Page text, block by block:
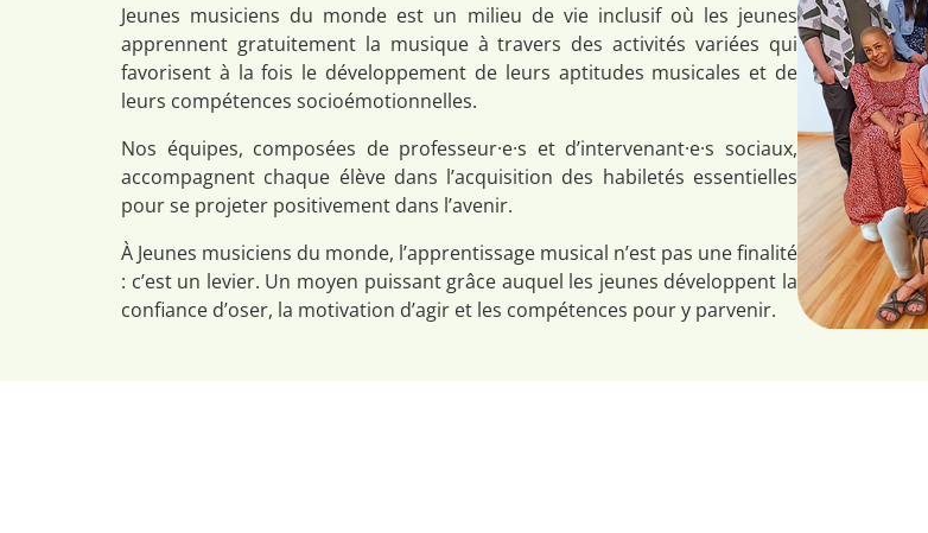
Jeunes musiciens du monde est un milieu de vie inclusif où les jeunes
apprennent gratuitement la musique à travers des activités variées qui
favorisent à la fois le développement de leurs aptitudes musicales et de
leurs compétences socioémotionnelles.
Nos équipes, composées de professeur·e·s et d’intervenant·e·s sociaux,
accompagnent chaque élève dans l’acquisition des habiletés essentielles
pour se projeter positivement dans l’avenir.
À Jeunes musiciens du monde, l’apprentissage musical n’est pas une finalité
: c’est un levier. Un moyen puissant grâce auquel les jeunes développent la
confiance d’oser, la motivation d’agir et les compétences pour y parvenir.